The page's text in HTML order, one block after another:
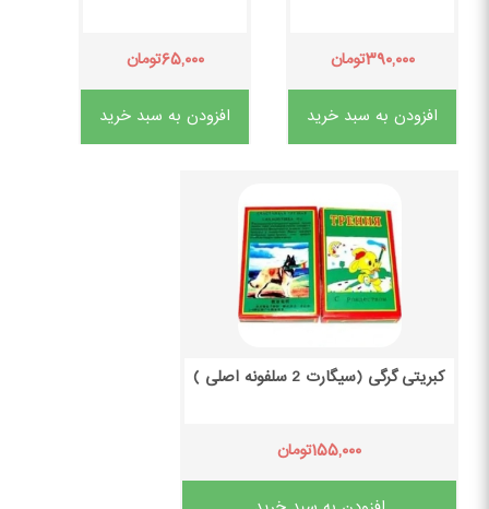
۳۹۰,۰۰۰تومان
افزودن به سبد خرید
۶۵,۰۰۰تومان
افزودن به سبد خرید
کبریتی گرگی (سیگارت 2 سلفونه اصلی )
۱۵۵,۰۰۰تومان